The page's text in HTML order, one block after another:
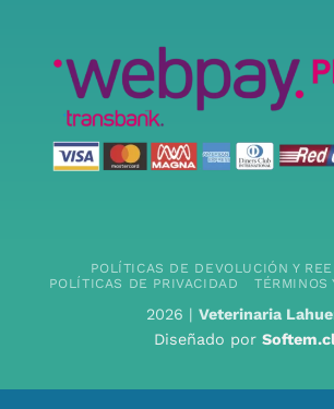
POLÍTICAS DE DEVOLUCIÓN Y
POLÍTICAS DE PRIVACIDAD
TÉRMINOS
2026 | Veterinaria
Diseñado por